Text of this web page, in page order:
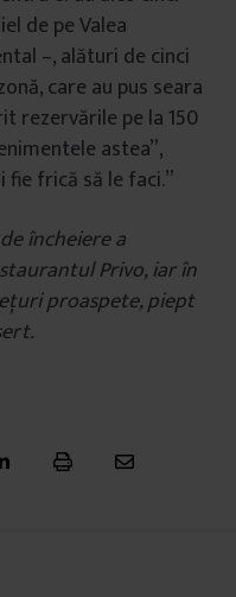
de pe Valea
–, alături de cinci
care au pus seara
rezervările pe la 150
astea”,
fie frică să le faci.”
încheiere a
Privo, iar în
proaspete, piept